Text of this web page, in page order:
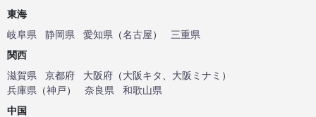
東海
岐阜県
静岡県 愛知県 （名古屋）
三重県
関西
滋賀県
京都府 大阪府 （大阪キタ 大阪ミナミ ）
兵庫県 （神戸） 奈良県
和歌山県
中国